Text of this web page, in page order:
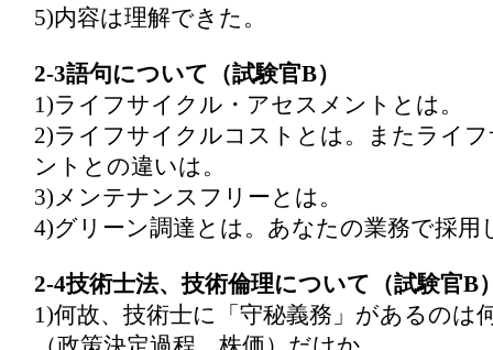
5)内容は理解できた。
2-3語句について（試験官B）
1)ライフサイクル・アセスメントとは。
2)ライフサイクルコストとは。またライ
ントとの違いは。
3)メンテナンスフリーとは。
4)グリーン調達とは。あなたの業務で採用
2-4技術士法、技術倫理について（試験官B
1)何故、技術士に「守秘義務」があるのは